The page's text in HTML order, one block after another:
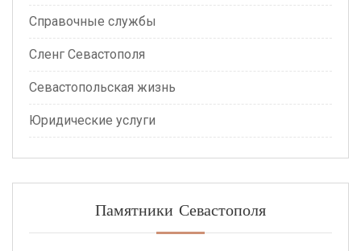
Справочные службы
Сленг Севастополя
Севастопольская жизнь
Юридические услуги
Памятники Севастополя